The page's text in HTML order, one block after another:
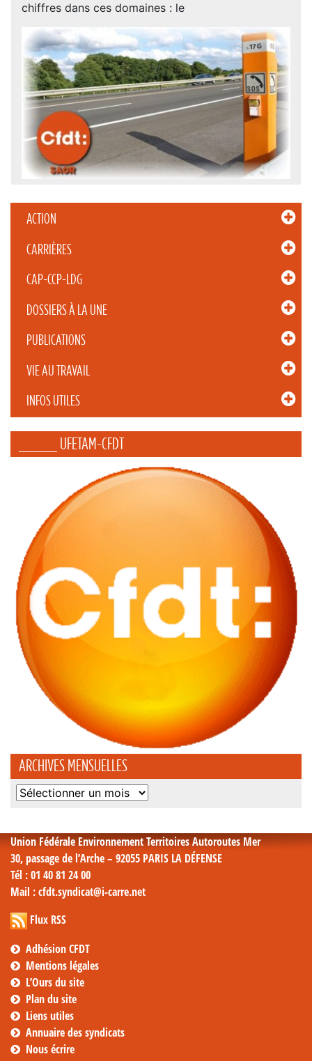
ACTION
CARRIÈRES
CAP-CCP-LDG
DOSSIERS À LA UNE
PUBLICATIONS
VIE AU TRAVAIL
INFOS UTILES
_____ UFETAM-CFDT
ARCHIVES MENSUELLES
Archives
chiffres dans ces domaines : le
Union Fédérale Environnement Territoires Autoroutes Mer
30, passage de l’Arche – 92055 PARIS LA DÉFENSE
Tél : 01 40 81 24 00
Mail : cfdt.syndicat@i-carre.net
Flux RSS
Adhésion CFDT
Mentions légales
L’Ours du site
Plan du site
Liens utiles
Annuaire des syndicats
Nous écrire